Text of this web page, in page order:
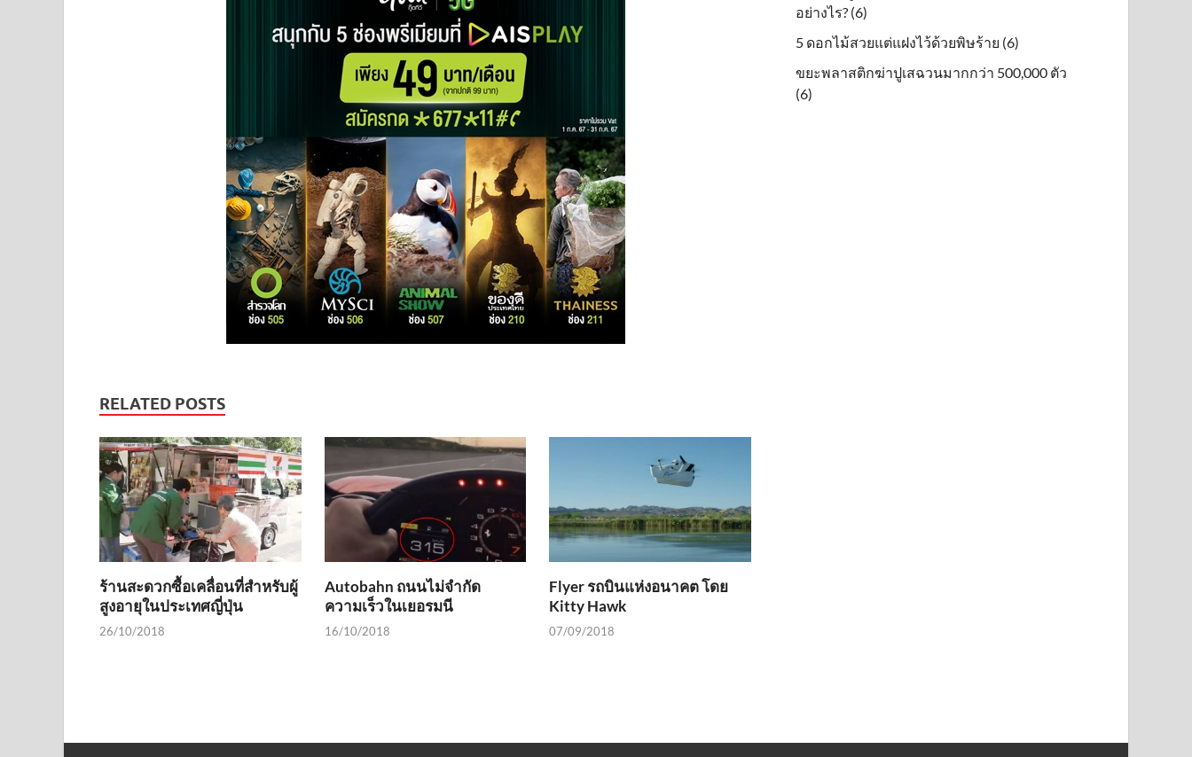
RELATED POSTS
ร้านสะดวกซื้อเคลื่อนที่สำหรับผู้
สูงอายุในประเทศญี่ปุ่น
26/10/2018
Autobahn ถนนไม่จำกัด
ความเร็วในเยอรมนี
16/10/2018
Flyer รถบินแห่งอนาคต โดย
Kitty Hawk
07/09/2018
อย่างไร? (6)
5 ดอกไม้สวยแต่แฝงไว้ด้วยพิษร้าย (6)
ขยะพลาสติกฆ่าปูเสฉวนมากกว่า 500,000 ตัว
(6)